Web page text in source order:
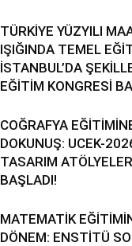
TÜRKİYE YÜZYILI
IŞIĞINDA TEMEL
İSTANBUL’DA
EĞİTİM KONGRESİ
COĞRAFYA
DOKUNUŞ: UCEK-
TASARIM
BAŞLADI!
MATEMATİK
DÖNEM: ENSTİTÜ